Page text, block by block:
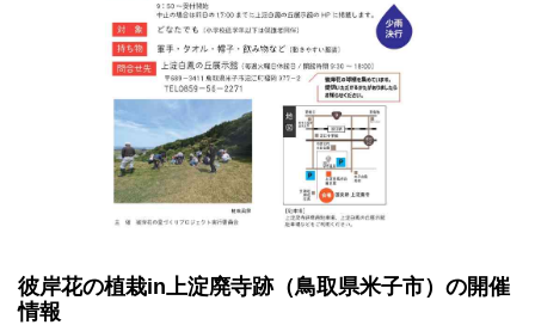
彼岸花の植栽in上淀廃寺跡（鳥取県米子市）の開催
情報